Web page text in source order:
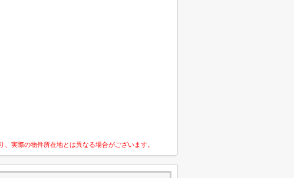
実際の物件所在地とは異なる場合がございます。